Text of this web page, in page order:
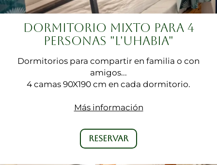
DORMITORIO MIXTO PARA 4
PERSONAS "L'UHABIA"
Dormitorios para compartir en familia o con
amigos...
4 camas 90X190 cm en cada dormitorio.
Más información
RESERVAR